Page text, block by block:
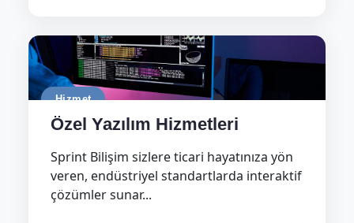
Hizmet
Özel Yazılım Hizmetleri
Sprint Bilişim sizlere ticari hayatınıza yön
veren, endüstriyel standartlarda interaktif
çözümler sunar...